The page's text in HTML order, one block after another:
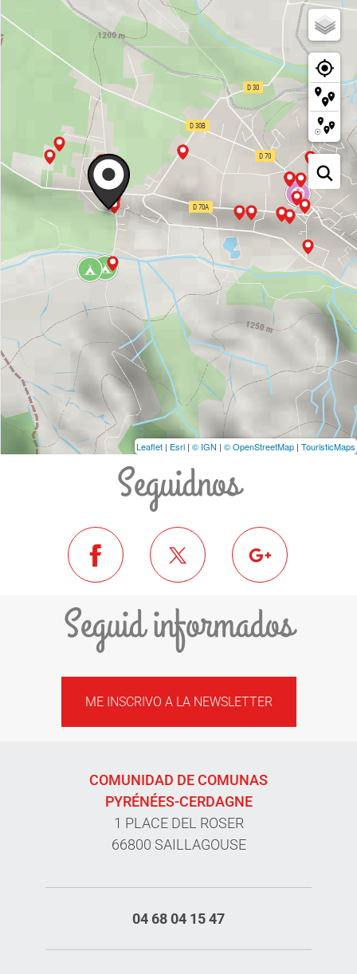
Leaflet | Esri | © IGN | © OpenStreetMap | TouristicMaps
Seguidnos
Seguid informados
ME INSCRIVO A LA NEWSLETTER
COMUNIDAD DE COMUNAS
PYRÉNÉES-CERDAGNE
1 PLACE DEL ROSER
66800 SAILLAGOUSE
04 68 04 15 47